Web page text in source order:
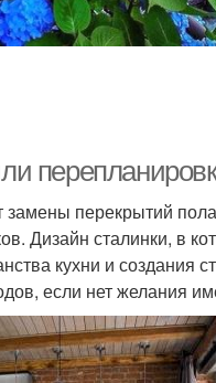
перекрытий
Дизайн сталинки, в
кухни и создания
если нет желания